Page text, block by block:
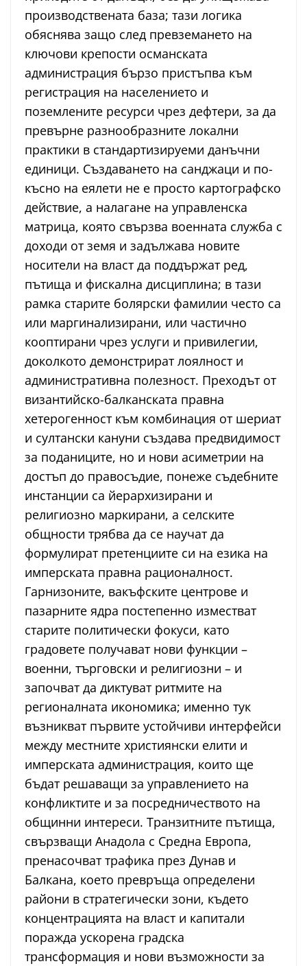
производствената база; тази логика
обяснява защо след превземането на
ключови крепости османската
администрация бързо пристъпва към
регистрация на населението и
поземлените ресурси чрез дефтери, за да
превърне разнообразните локални
практики в стандартизируеми данъчни
единици. Създаването на санджаци и по-
късно на еялети не е просто картографско
действие, а налагане на управленска
матрица, която свързва военната служба с
доходи от земя и задължава новите
носители на власт да поддържат ред,
пътища и фискална дисциплина; в тази
рамка старите болярски фамилии често са
или маргинализирани, или частично
кооптирани чрез услуги и привилегии,
доколкото демонстрират лоялност и
административна полезност. Преходът от
византийско-балканската правна
хетерогенност към комбинация от шериат
и султански кануни създава предвидимост
за поданиците, но и нови асиметрии на
достъп до правосъдие, понеже съдебните
инстанции са йерархизирани и
религиозно маркирани, а селските
общности трябва да се научат да
формулират претенциите си на езика на
имперската правна рационалност.
Гарнизоните, вакъфските центрове и
пазарните ядра постепенно изместват
старите политически фокуси, като
градовете получават нови функции –
военни, търговски и религиозни – и
започват да диктуват ритмите на
регионалната икономика; именно тук
възникват първите устойчиви интерфейси
между местните християнски елити и
имперската администрация, които ще
бъдат решаващи за управлението на
конфликтите и за посредничеството на
общинни интереси. Транзитните пътища,
свързващи Анадола с Средна Европа,
пренасочват трафика през Дунав и
Балкана, което превръща определени
райони в стратегически зони, където
концентрацията на власт и капитали
поражда ускорена градска
трансформация и нови възможности за